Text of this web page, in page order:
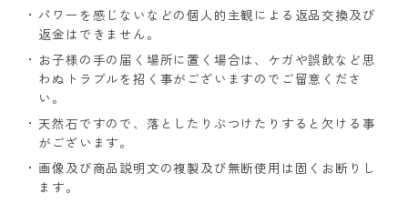
パワーを感じないなどの個人的主観による返品交換及び
返金はできません。
お子様の手の届く場所に置く場合は、ケガや誤飲など思
わぬトラブルを招く事がございますのでご留意くださ
い。
天然石ですので、落としたりぶつけたりすると欠ける事
がございます。
画像及び商品説明文の複製及び無断使用は固くお断りし
ます。